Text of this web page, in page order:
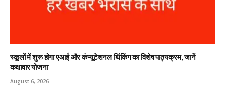
स्कूलों में शुरू होगा एआई और कंप्यूटेशनल थिंकिंग का विशेष पाठ्यक्रम, जानें
कक्षावार योजना
August 6, 2026